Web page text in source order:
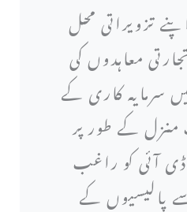
تزویراتی محل
معاہدوں کی
سرمایہ کاری کے
کے طور پر
آئی کو راغب
پالیسیوں کے